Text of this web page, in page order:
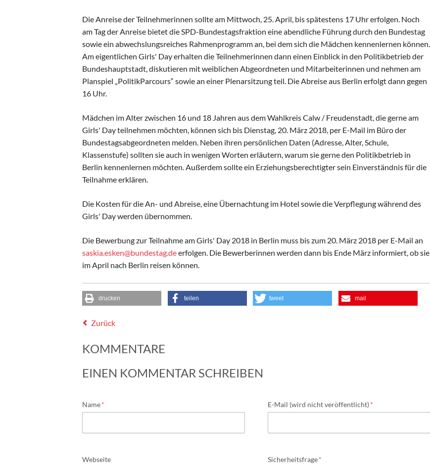
Die Anreise der Teilnehmerinnen sollte am Mittwoch, 25. April, bis spätestens 17 Uhr erfolgen. Noch
am Tag der Anreise bietet die SPD-Bundestagsfraktion eine abendliche Führung durch den Bundestag
sowie ein abwechslungsreiches Rahmenprogramm an, bei dem sich die Mädchen kennenlernen können.
Am eigentlichen Girls' Day erhalten die Teilnehmerinnen dann einen Einblick in den Politikbetrieb der
Bundeshauptstadt, diskutieren mit weiblichen Abgeordneten und Mitarbeiterinnen und nehmen am
Planspiel „PolitikParcours“ sowie an einer Plenarsitzung teil. Die Abreise aus Berlin erfolgt dann gegen
16 Uhr.
Mädchen im Alter zwischen 16 und 18 Jahren aus dem Wahlkreis Calw / Freudenstadt, die gerne am
Girls' Day teilnehmen möchten, können sich bis Dienstag, 20. März 2018, per E-Mail im Büro der
Bundestagsabgeordneten melden. Neben ihren persönlichen Daten (Adresse, Alter, Schule,
Klassenstufe) sollten sie auch in wenigen Worten erläutern, warum sie gerne den Politikbetrieb in
Berlin kennenlernen möchten. Außerdem sollte ein Erziehungsberechtigter sein Einverständnis für die
Teilnahme erklären.
Die Kosten für die An- und Abreise, eine Übernachtung im Hotel sowie die Verpflegung während des
Girls' Day werden übernommen.
Die Bewerbung zur Teilnahme am Girls' Day 2018 in Berlin muss bis zum 20. März 2018 per E-Mail an
saskia.esken@bundestag.deerfolgen. Die Bewerberinnen werden dann bis Ende März informiert, ob sie
im April nach Berlin reisen können.
drucken teilen tweet mail
Zurück
KOMMENTARE
EINEN KOMMENTAR SCHREIBEN
Pflichtfeld
Name* Pflichtfeld
E-Mail (wird nicht veröffentlicht)*
Webseite Pflichtfeld
Sicherheitsfrage*